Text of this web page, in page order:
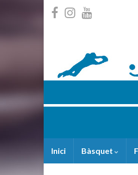
Inici Bàsquet